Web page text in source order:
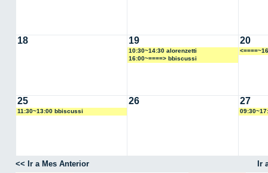
18 19
10:30~14:30 alorenzetti
16:00~====> bbiscussi
20
25
11:30~13:00 bbiscussi
26 27
<< Ir a Mes Anterior
Ir